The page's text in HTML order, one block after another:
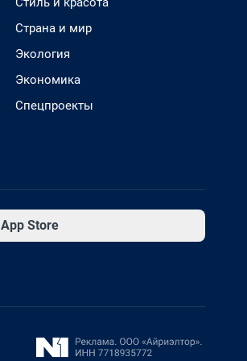
Страна и мир
Экология
Экономика
Спецпроекты
App Store